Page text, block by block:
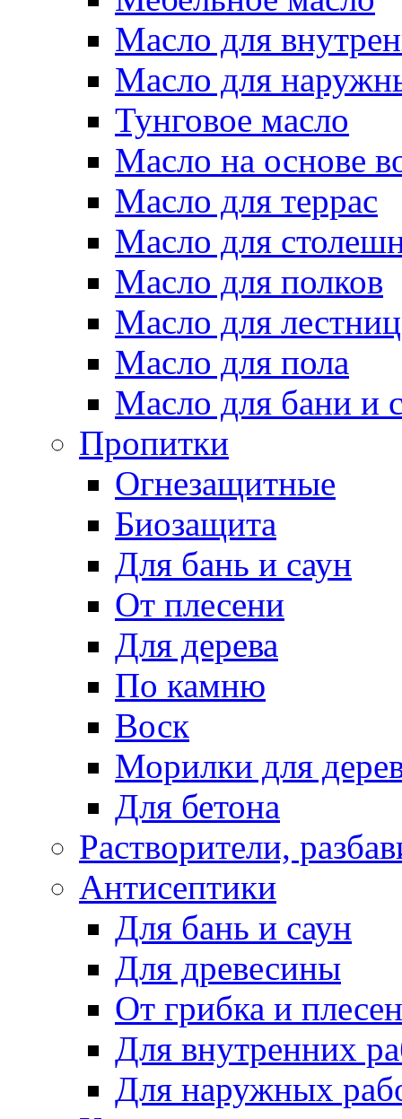
Масло для
Масло для
Тунговое масло
Масло на основе
Масло для террас
Масло для
Масло для полков
Масло для лестниц
Масло для пола
Масло для бани и
Пропитки
Огнезащитные
Биозащита
Для бань и саун
От плесени
Для дерева
По камню
Воск
Морилки для
Для бетона
Растворители,
Антисептики
Для бань и саун
Для древесины
От грибка и
Для внутренних
Для наружных